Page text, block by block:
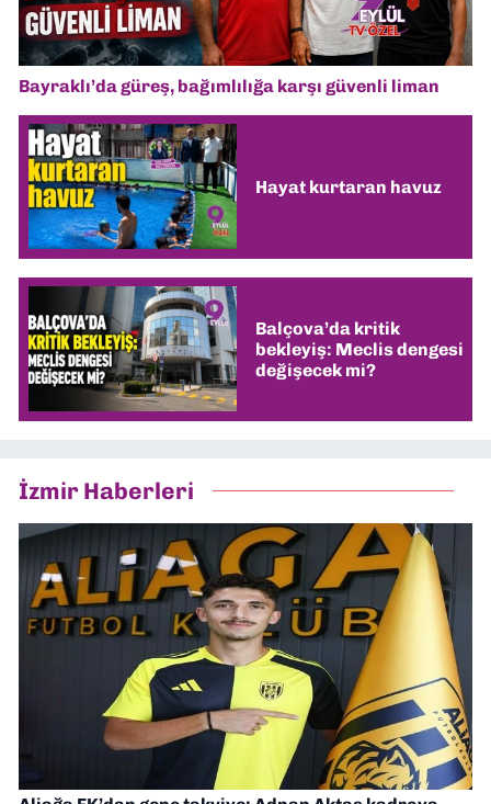
Bayraklı’da güreş, bağımlılığa karşı güvenli liman
Hayat kurtaran havuz
Balçova’da kritik
bekleyiş: Meclis dengesi
değişecek mi?
İzmir Haberleri